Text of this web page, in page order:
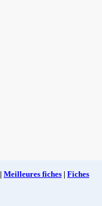
| Meilleures fiches | Fiches